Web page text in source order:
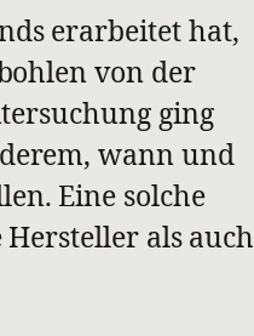
erarbeitet hat,
von der
ging
wann und
Eine solche
als auch